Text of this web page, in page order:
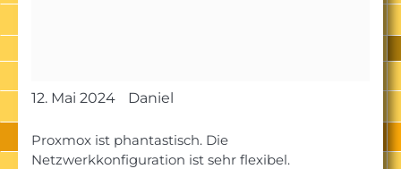
12. Mai 2024 Daniel
Proxmox ist phantastisch. Die
Netzwerkkonfiguration ist sehr flexibel.